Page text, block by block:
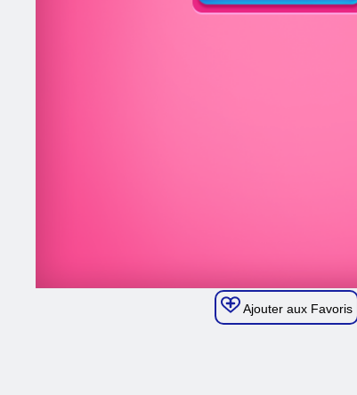
Ajouter aux Favoris